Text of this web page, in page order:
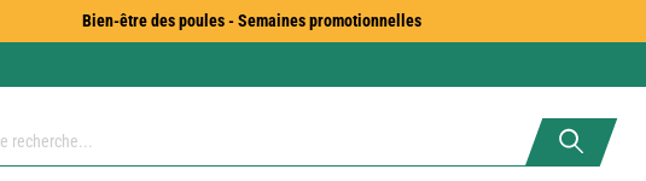
Bien-être des poules - Semaines promotionnelles